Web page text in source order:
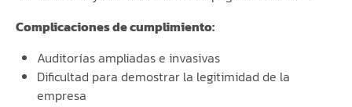
Complicaciones de cumplimiento:
Auditorías ampliadas e invasivas
Dificultad para demostrar la legitimidad de la
empresa